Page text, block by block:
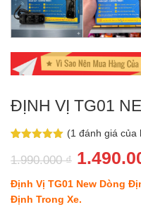
ĐỊNH VỊ TG01
dựa trên
(1 đánh giá của
1.990.000₫ Giá
gốc
là:
Định Vị TG01 New Dòng
Định Trong Xe.